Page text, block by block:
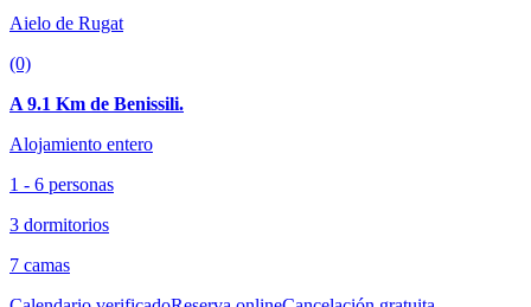
Aielo de Rugat
(0)
A 9.1 Km de Benissili.
Alojamiento entero
1 - 6 personas
3 dormitorios
7 camas